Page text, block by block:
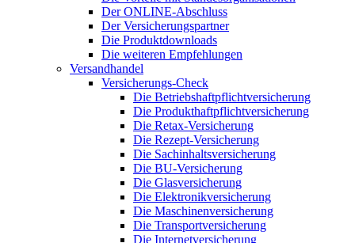
Der ONLINE-Abschluss
Der Versicherungspartner
Die Produktdownloads
Die weiteren Empfehlungen
Versandhandel
Versicherungs-Check
Die Betriebshaftpflichtversicherung
Die Produkthaftpflichtversicherung
Die Retax-Versicherung
Die Rezept-Versicherung
Die Sachinhaltsversicherung
Die BU-Versicherung
Die Glasversicherung
Die Elektronikversicherung
Die Maschinenversicherung
Die Transportversicherung
Die Internetversicherung